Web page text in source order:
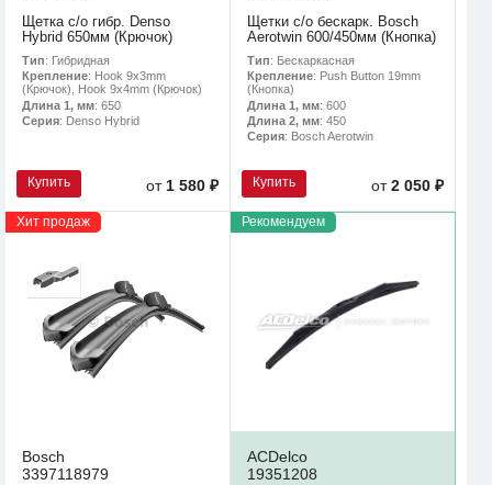
Щетка с/о гибр. Denso
Hybrid 650мм (Крючок)
Тип: Гибридная
Крепление: Hook 9x3mm
(Крючок), Hook 9x4mm (Крючок)
Длина 1, мм: 650
Серия: Denso Hybrid
Купить от 1 580 ₽
Щетки с/о бескарк. Bosch
Aerotwin 600/450мм (Кнопка)
Тип: Бескаркасная
Крепление: Push Button 19mm
(Кнопка)
Длина 1, мм: 600
Длина 2, мм: 450
Серия: Bosch Aerotwin
Купить от2 050 ₽
Хит продаж
Bosch
3397118979
Рекомендуем
ACDelco
19351208